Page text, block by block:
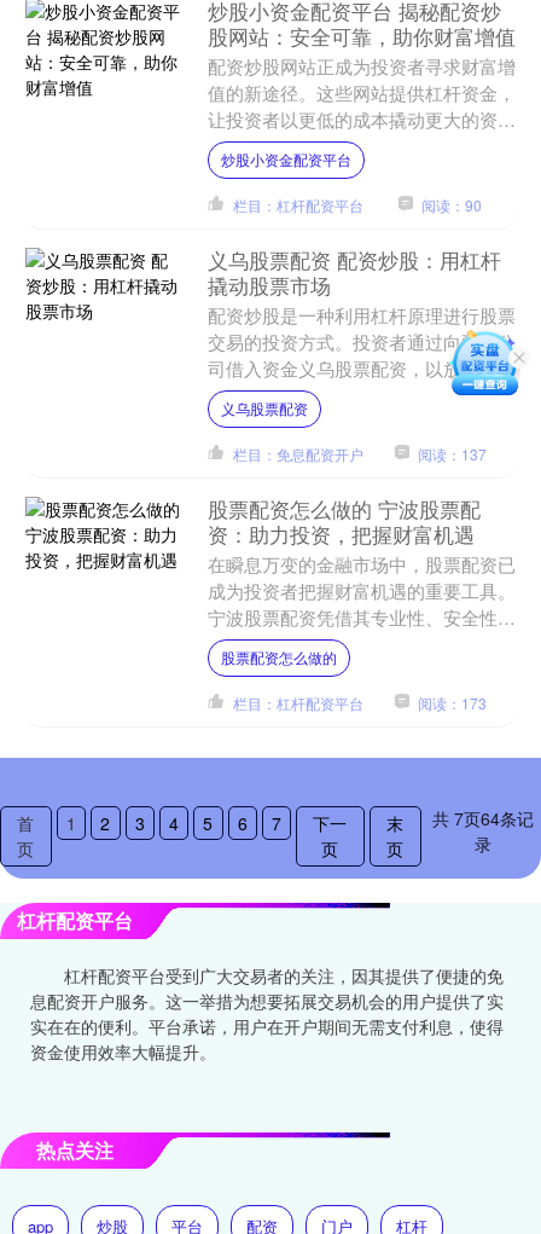
炒股小资金配资平台 揭秘配资炒
股网站：安全可靠，助你财富增值
配资炒股网站正成为投资者寻求财富增
值的新途径。这些网站提供杠杆资金，
让投资者以更低的成本撬动更大的资
金，从而放大收益。 平台提供多种配
资方案，满足不同投资者的需....
炒股小资金配资平台
栏目：杠杆配资平台 阅读：90
义乌股票配资 配资炒股：用杠杆
撬动股票市场
配资炒股是一种利用杠杆原理进行股票
交易的投资方式。投资者通过向配资公
司借入资金义乌股票配资，以放大自己
的资金规模，从而提高投资收益。 * **
配资公司：**专门....
义乌股票配资
栏目：免息配资开户 阅读：137
股票配资怎么做的 宁波股票配
资：助力投资，把握财富机遇
在瞬息万变的金融市场中，股票配资已
成为投资者把握财富机遇的重要工具。
宁波股票配资凭借其专业性、安全性、
灵活性等优势，为投资者提供了强有力
的支持。 * **放大收....
股票配资怎么做的
栏目：杠杆配资平台 阅读：173
首
页
1 2 3 4 5 6 7
下一
页
末
页
共7页64条记
录
杠杆配资平台
杠杆配资平台受到广大交易者的关注，因其提供了便捷的免
息配资开户服务。这一举措为想要拓展交易机会的用户提供了实
实在在的便利。平台承诺，用户在开户期间无需支付利息，使得
资金使用效率大幅提升。
热点关注
app 炒股 平台 配资 门户 杠杆